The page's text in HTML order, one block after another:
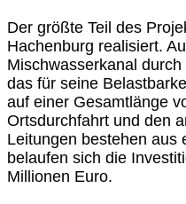
Der größte Teil des
Hachenburg realisiert.
Mischwasserkanal
das für seine
auf einer Gesamtlänge
Ortsdurchfahrt und den
Leitungen bestehen aus
belaufen sich die
Millionen Euro.